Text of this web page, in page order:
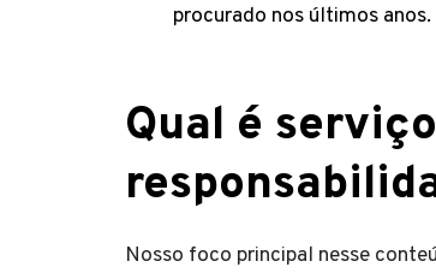
procurado nos últimos anos.
Qual é
Nosso foco principal nesse